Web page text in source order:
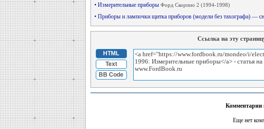
• Измерительные приборы Форд Скорпио 2 (1994-1998)
• Приборы и лампочки щитка приборов (модели без тахографа) —
Ссылка на эту
HTML
Text
BB Code
Комментарии
Еще нет